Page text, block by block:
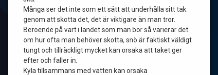
Många ser det inte som ett sätt att underhålla sitt tak
genom att skotta det, det är viktigare än man tror.
Beroende på vart i landet som man bor så varierar det
om hur ofta man behöver skotta, snö är faktiskt väldigt
tungt och tillräckligt mycket kan orsaka att taket ger
efter och faller in.
Kyla tillsammans med vatten kan orsaka